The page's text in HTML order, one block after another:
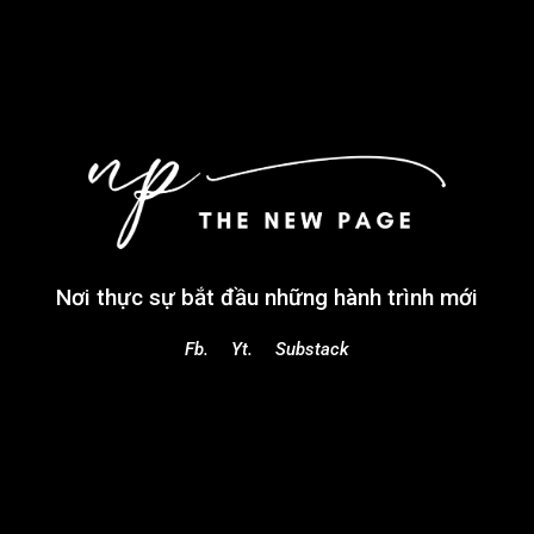
Nơi thực sự bắt đầu những hành trình mới
Fb. Yt. Substack